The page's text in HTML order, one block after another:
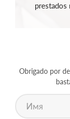
prestados
Obrigado por